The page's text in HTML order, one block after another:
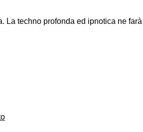
La techno profonda ed ipnotica ne farà